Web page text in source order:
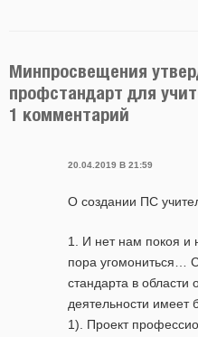
Минпросвещения
профстандарт для
1 комментарий
20.04.2019 В 21:59
О создании ПС
1. И нет нам покоя
пора угомониться…
стандарта в области
деятельности
1). Проект